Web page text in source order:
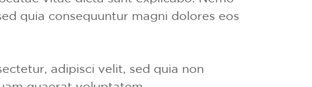
quia consequuntur magni dolores eos
adipisci velit, sed quia non